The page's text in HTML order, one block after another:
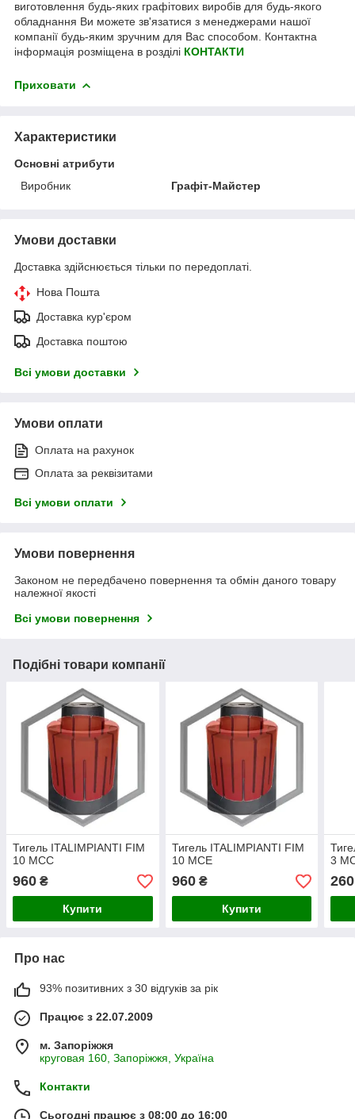
виготовлення будь-яких графітових виробів для будь-якого
обладнання Ви можете зв'язатися з менеджерами нашої
компанії будь-яким зручним для Вас способом. Контактна
інформація розміщена в розділі КОНТАКТИ
Приховати
Характеристики
Основні атрибути
Виробник
Графіт-Майстер
Умови доставки
Доставка здійснюється тільки по передоплаті.
Нова Пошта
Доставка кур'єром
Доставка поштою
Всі умови доставки
Умови оплати
Оплата на рахунок
Оплата за реквізитами
Всі умови оплати
Умови повернення
Законом не передбачено повернення та обмін даного товару
належної якості
Всі умови повернення
Подібні товари компанії
Тигель ITALIMPIANTI FIM
10 MCC
960 ₴
Купити
Тигель ITALIMPIANTI FIM
10 MCE
960₴
Купити
3
260
Про нас
93% позитивних з 30 відгуків за рік
Працює з 22.07.2009
м. Запоріжжя
круговая 160, Запоріжжя, Україна
Контакти
Сьогодні працює з 08:00 до 16:00